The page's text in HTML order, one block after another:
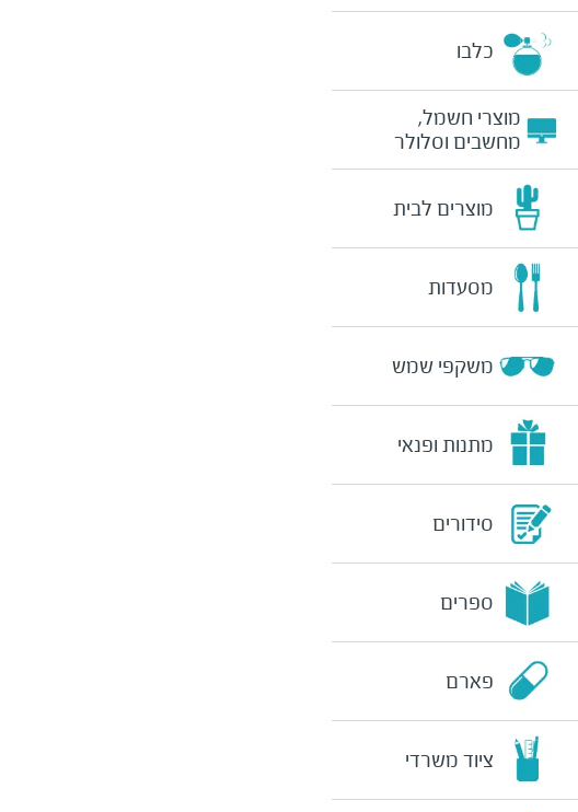
כלבו
מוצרי חשמל,
מחשבים וסלולר
מוצרים לבית
מסעדות
משקפי שמש
מתנות ופנאי
סידורים
ספרים
פארם
ציוד משרדי